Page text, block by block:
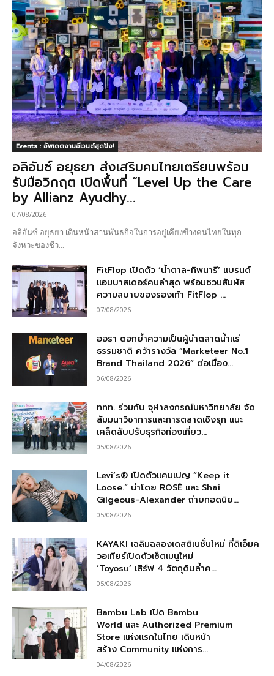
Events : อัพเดตงานอีเวนต์สุดปัง!
อลิอันซ์ อยุธยา ส่งเสริมคนไทยเตรียมพร้อม
รับมือวิกฤต เปิดพื้นที่ “Level Up the Care
by Allianz Ayudhy...
07/08/2026
อลิอันซ์ อยุธยา เดินหน้าสานพันธกิจในการอยู่เคียงข้างคนไทยในทุก
จังหวะของชีว...
FitFlop เปิดตัว ‘น้ำตาล-ทิพนารี’ แบรนด์
แอมบาสเดอร์คนล่าสุด พร้อมชวนสัมผัส
ความสบายของรองเท้า FitFlop ...
07/08/2026
ออรา ตอกย้ำความเป็นผู้นำตลาดน้ำแร่
ธรรมชาติ คว้ารางวัล “Marketeer No.1
Brand Thailand 2026” ต่อเนื่อง...
06/08/2026
ททท. ร่วมกับ จุฬาลงกรณ์มหาวิทยาลัย จัด
สัมมนาวิชาการและการตลาดเชิงรุก แนะ
เคล็ดลับปรับธุรกิจท่องเที่ยว...
05/08/2026
Levi’s® เปิดตัวแคมเปญ “Keep it
Loose.” นำโดย ROSÉ และ Shai
Gilgeous-Alexander ถ่ายทอดนิย...
05/08/2026
KAYAKI เฉลิมฉลองเดสติเนชั่นใหม่ ที่ดิเอ็มค
วอเทียร์เปิดตัวเซ็ตเมนูใหม่
‘Toyosu’ เสิร์ฟ 4 วัตถุดิบล้ำค...
05/08/2026
Bambu Lab เปิด Bambu
World และ Authorized Premium
Store แห่งแรกในไทย เดินหน้า
สร้าง Community แห่งการ...
04/08/2026